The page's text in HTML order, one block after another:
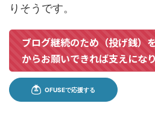
りそうです。
ブログ継続のため（投げ銭）
からお願いできれば支えにな